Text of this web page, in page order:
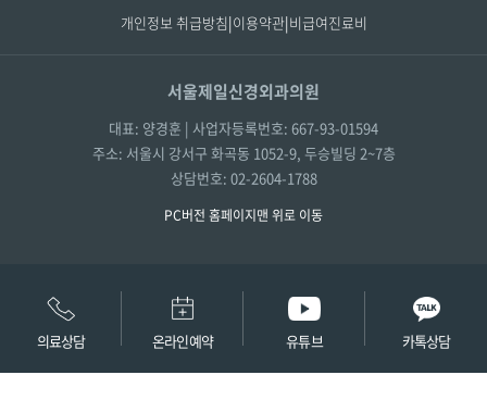
의료상담 온라인예약 유튜브 카톡상담
개인정보 취급방침|이용약관|비급여진료비
서울제일신경외과의원
대표: 양경훈 | 사업자등록번호: 667-93-01594
주소: 서울시 강서구 화곡동 1052-9, 두승빌딩 2~7층
상담번호: 02-2604-1788
PC버전 홈페이지맨 위로 이동